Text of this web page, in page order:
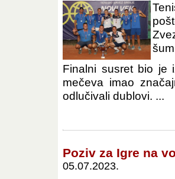
Finalni susret bio je
mečeva imao
odlučivali dublovi. ...
Poziv za Igre na
05.07.2023.